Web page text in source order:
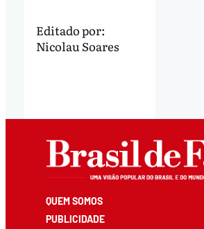
Editado por:
Nicolau Soares
QUEM SOMOS
PUBLICIDADE